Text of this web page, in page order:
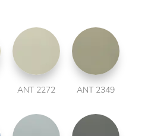
ANT 2272 ANT 2349